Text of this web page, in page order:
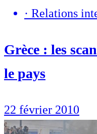
· Relations
Grèce : les
le pays
22 février 2010